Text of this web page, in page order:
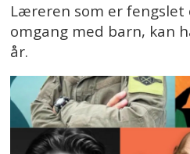
Læreren som er fengslet
omgang med barn, kan
år.